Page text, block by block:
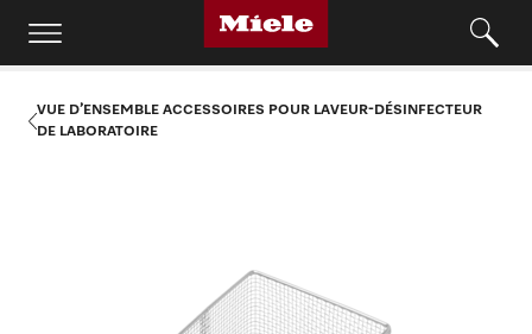
VUE D’ENSEMBLE ACCESSOIRES POUR LAVEUR-DÉSINFECTEUR
DE LABORATOIRE